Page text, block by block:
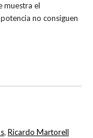
muestra el
no consiguen
, Ricardo Martorell